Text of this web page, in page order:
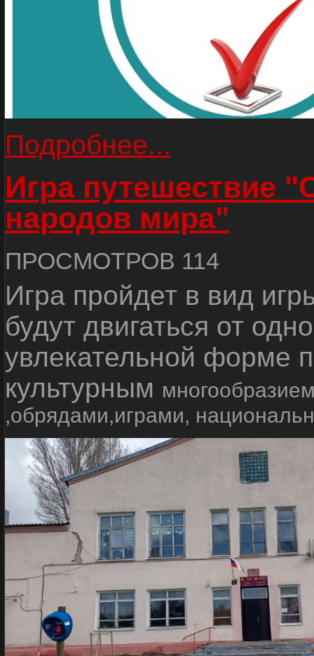
Подробнее...
Игра путешествие
народов мира"
ПРОСМОТРОВ 114
Игра пройдет в вид
будут двигаться от
увлекательной форме
культурным
,обрядами,играми,